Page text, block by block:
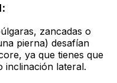
zancadas o
pierna) desafían
ya que tienes que
inclinación lateral.